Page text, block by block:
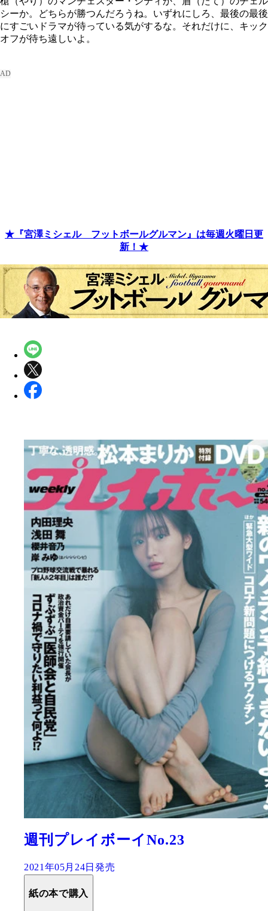
シーか。どちらが勝つんだろうね。いずれにしろ、最後の最後
にすごいドラマが待っている気がするな。それだけに、キック
オフが待ち遠しいよ。
★『宮澤ミシェル フットボールグルマン』は毎週火曜日更
新！★
週刊プレイボーイNo.23
2021年05月24日発売
紙の本で購入